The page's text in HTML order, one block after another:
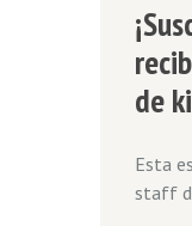
de
Esta
staff